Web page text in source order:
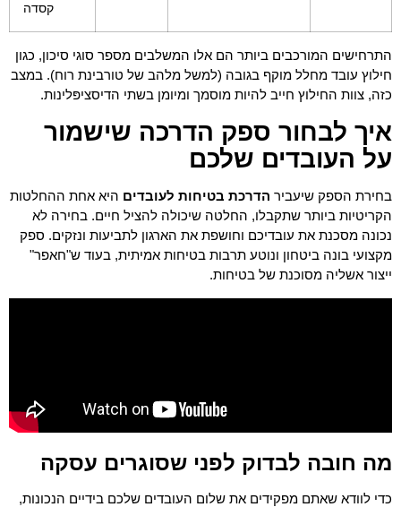
קסדה
התרחישים המורכבים ביותר הם אלו המשלבים מספר סוגי סיכון, כגון
חילוץ עובד מחלל מוקף בגובה (למשל מלהב של טורבינת רוח). במצב
כזה, צוות החילוץ חייב להיות מוסמך ומיומן בשתי הדיסציפּלינות.
איך לבחור ספק הדרכה שישמור
על העובדים שלכם
בחירת הספק שיעביר הדרכת בטיחות לעובדים היא אחת ההחלטות
הקריטיות ביותר שתקבלו, החלטה שיכולה להציל חיים. בחירה לא
נכונה מסכנת את עובדיכם וחושפת את הארגון לתביעות ונזקים. ספק
מקצועי בונה ביטחון ונוטע תרבות בטיחות אמיתית, בעוד ש"חאפר"
ייצור אשליה מסוכנת של בטיחות.
מה חובה לבדוק לפני שסוגרים עסקה
כדי לוודא שאתם מפקידים את שלום העובדים שלכם בידיים הנכונות,